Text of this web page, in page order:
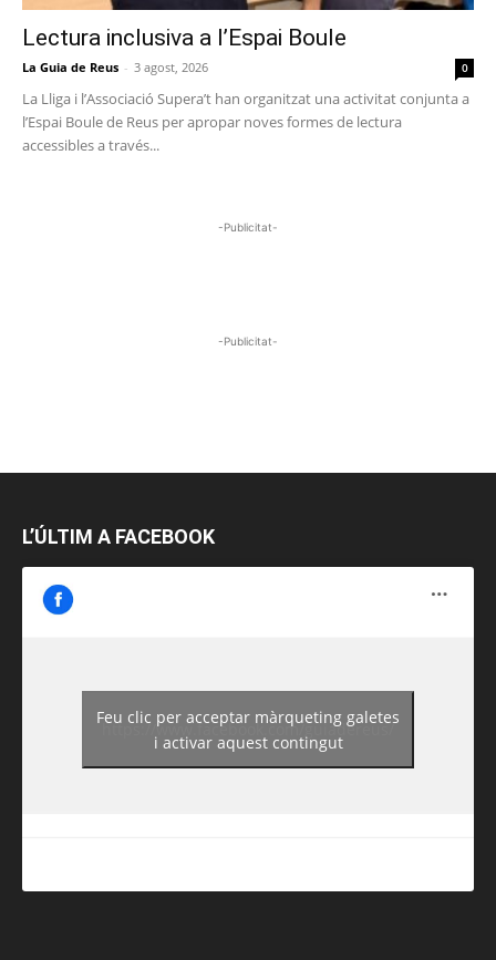
Lectura inclusiva a l’Espai Boule
La Guia de Reus - 3 agost, 2026 0
La Lliga i l’Associació Supera’t han organitzat una activitat conjunta a
l’Espai Boule de Reus per apropar noves formes de lectura
accessibles a través...
-Publicitat-
-Publicitat-
L’ÚLTIM A FACEBOOK
https://www.facebook.com/guiadereus/
Feu clic per acceptar màrqueting galetes
i activar aquest contingut